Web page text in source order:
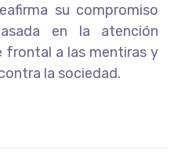
su compromiso
en la atención
frontal a las mentiras y
la sociedad.